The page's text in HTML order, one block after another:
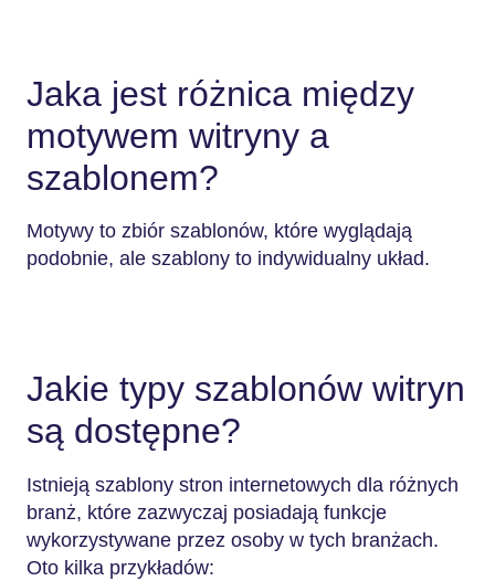
Jaka jest różnica między
motywem witryny a
szablonem?
Motywy to zbiór szablonów, które wyglądają
podobnie, ale szablony to indywidualny układ.
Jakie typy szablonów witryn
są dostępne?
Istnieją szablony stron internetowych dla różnych
branż, które zazwyczaj posiadają funkcje
wykorzystywane przez osoby w tych branżach.
Oto kilka przykładów: